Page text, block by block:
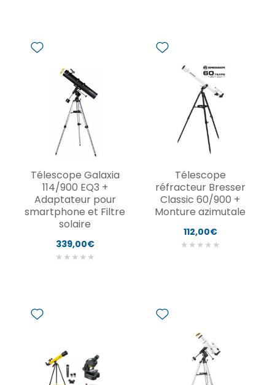
Télescope Galaxia
114/900 EQ3 +
Adaptateur pour
smartphone et Filtre
solaire
339,00€
★ ★ ★ ★ ★
Télescope
réfracteur Bresser
Classic 60/900 +
Monture azimutale
112,00€
★ ★ ★ ★ ★